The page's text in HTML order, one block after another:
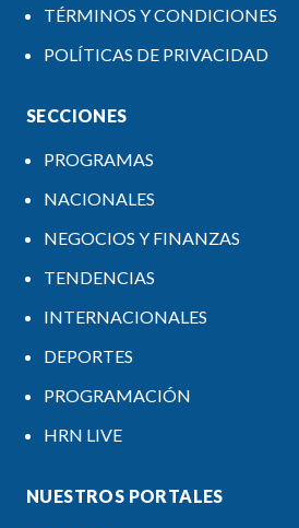
TÉRMINOS Y CONDICIONES
POLÍTICAS DE PRIVACIDAD
SECCIONES
PROGRAMAS
NACIONALES
NEGOCIOS Y FINANZAS
TENDENCIAS
INTERNACIONALES
DEPORTES
PROGRAMACIÓN
HRN LIVE
NUESTROS PORTALES